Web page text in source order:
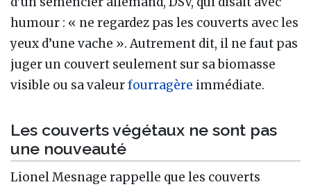
humour : « ne regardez pas les couverts avec les
yeux d’une vache ». Autrement dit, il ne faut pas
juger un couvert seulement sur sa biomasse
visible ou sa valeurfourragère immédiate.
Les couverts végétaux ne sont pas
une nouveauté
Lionel Mesnage rappelle que les couverts